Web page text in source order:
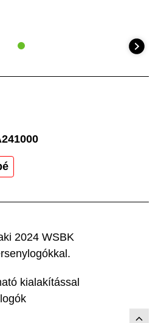
2024 WSBK
kialakítással